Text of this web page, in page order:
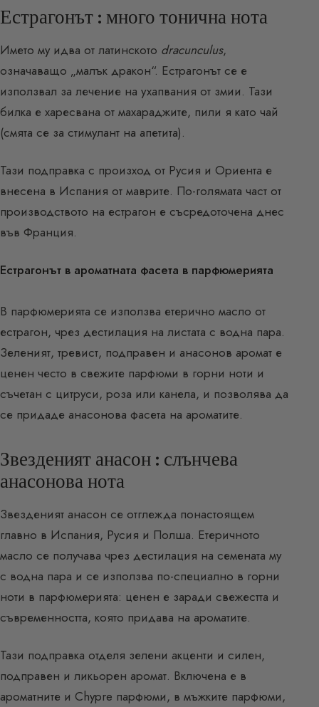
Естрагонът : много тонична нота
Името му идва от латинското dracunculus,
означаващо „малък дракон“. Естрагонът се е
използвал за лечение на ухапвания от змии. Тази
билка е харесвана от махараджите, пили я като чай
(смята се за стимулант на апетита).
Тази подправка с произход от Русия и Ориента е
внесена в Испания от маврите. По-голямата част от
производството на естрагон е съсредоточена днес
във Франция.
Естрагонът в ароматната фасета в парфюмерията
В парфюмерията се използва етерично масло от
естрагон, чрез дестилация на листата с водна пара.
Зеленият, тревист, подправен и анасонов аромат е
ценен често в свежите парфюми в горни ноти и
съчетан с цитруси, роза или канела, и позволява да
се придаде анасонова фасета на ароматите.
Звезденият анасон : слънчева
анасонова нота
Звезденият анасон се отглежда понастоящем
главно в Испания, Русия и Полша. Етеричното
масло се получава чрез дестилация на семената му
с водна пара и се използва по-специално в горни
ноти в парфюмерията: ценен е заради свежестта и
съвременността, която придава на ароматите.
Тази подправка отделя зелени акценти и силен,
подправен и ликьорен аромат. Включена е в
ароматните и Chypre парфюми, в мъжките парфюми,